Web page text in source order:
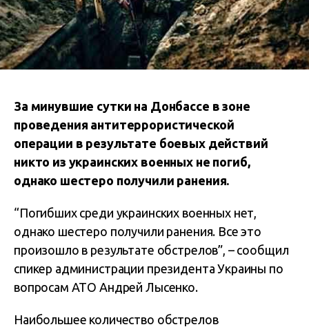
За минувшие сутки на Донбассе в зоне
проведения антитеррористической
операции в результате боевых действий
никто из украинских военных не погиб,
однако шестеро получили ранения.
“Погибших среди украинских военных нет,
однако шестеро получили ранения. Все это
произошло в результате обстрелов”, – сообщил
спикер администрации президента Украины по
вопросам АТО Андрей Лысенко.
Наибольшее количество обстрелов